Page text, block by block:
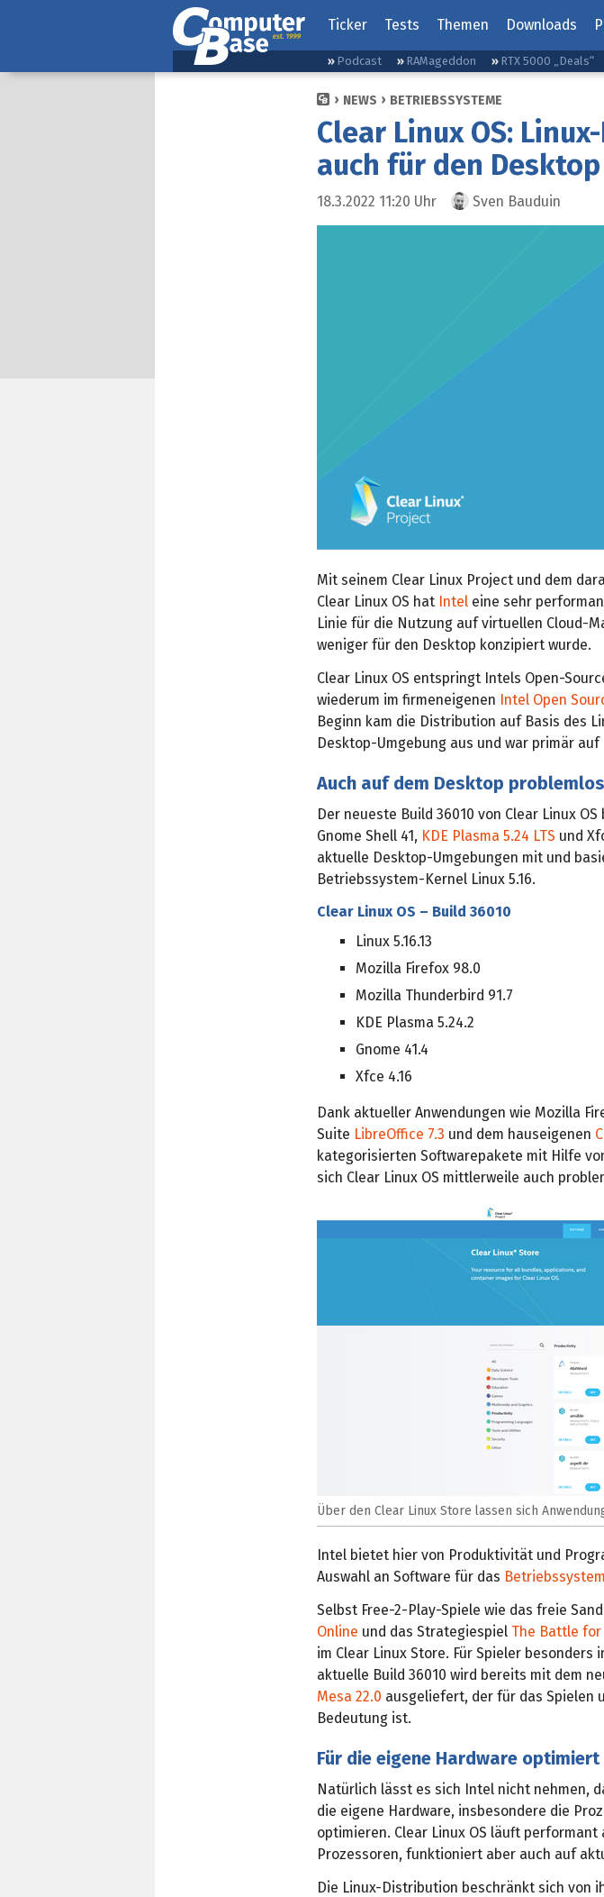
Ticker Tests Themen Downloads
Podcast RAMageddon RTX 5000 „Deals“
NEWS BETRIEBSSYSTEME
Clear Linux OS:
auch für den Desktop
18.3.2022 11:20 Uhr Sven Bauduin
Mit seinem Clear Linux Project und dem
Clear Linux OS hat Intel eine sehr
Linie für die Nutzung auf virtuellen Cloud-
weniger für den Desktop konzipiert wurde.
Clear Linux OS entspringt Intels Open-
wiederum im firmeneigenen Intel Open
Beginn kam die Distribution auf Basis des
Desktop-Umgebung aus und war primär
Auch auf dem Desktop
Der neueste Build 36010 von Clear Linux
Gnome Shell 41, KDE Plasma 5.24 LTS und
aktuelle Desktop-Umgebungen mit und
Betriebssystem-Kernel Linux 5.16.
Clear Linux OS – Build 36010
Linux 5.16.13
Mozilla Firefox 98.0
Mozilla Thunderbird 91.7
KDE Plasma 5.24.2
Gnome 41.4
Xfce 4.16
Dank aktueller Anwendungen wie Mozilla
Suite LibreOffice 7.3 und dem hauseigenen
kategorisierten Softwarepakete mit Hilfe
sich Clear Linux OS mittlerweile auch
Über den Clear Linux Store lassen sich
Intel bietet hier von Produktivität und
Auswahl an Software für das Betriebssystem
Selbst Free-2-Play-Spiele wie das freie
Online und das Strategiespiel The Battle for
im Clear Linux Store. Für Spieler besonders
aktuelle Build 36010 wird bereits mit dem
Mesa 22.0 ausgeliefert, der für das Spielen
Bedeutung ist.
Für die eigene Hardware optimiert
Natürlich lässt es sich Intel nicht nehmen,
die eigene Hardware, insbesondere die
optimieren. Clear Linux OS läuft performant
Prozessoren, funktioniert aber auch auf
Die Linux-Distribution beschränkt sich von